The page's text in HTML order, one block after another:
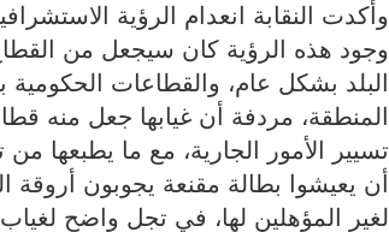
وأكدت النقابة انعدام الرؤية
وجود هذه الرؤية كان سيجعل من
البلد بشكل عام، والقطاعات
المنطقة، مردفة أن غيابها جعل منه
تسيير الأمور الجارية، مع ما يطبعها
أن يعيشوا بطالة مقنعة يجوبون أروقة
لغير المؤهلين لها، في تجل واضح